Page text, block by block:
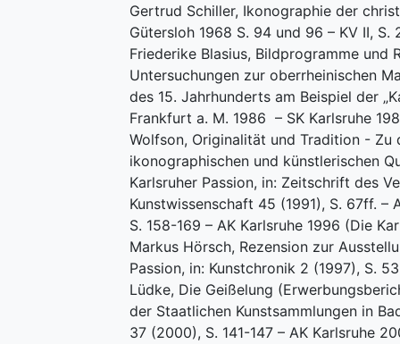
Gertrud Schiller, Ikonographie der
Gütersloh 1968 S. 94 und 96 – KV II, S.
Friederike Blasius, Bildprogramme und
Untersuchungen zur oberrheinischen
des 15. Jahrhunderts am Beispiel der
Frankfurt a. M. 1986 – SK Karlsruhe
Wolfson, Originalität und Tradition - Zu
ikonographischen und künstlerischen
Karlsruher Passion, in: Zeitschrift des
Kunstwissenschaft 45 (1991), S. 67ff. –
S. 158-169 – AK Karlsruhe 1996 (Die
Markus Hörsch, Rezension zur
Passion, in: Kunstchronik 2 (1997), S.
Lüdke, Die Geißelung
der Staatlichen Kunstsammlungen in
37 (2000), S. 141-147 – AK Karlsruhe